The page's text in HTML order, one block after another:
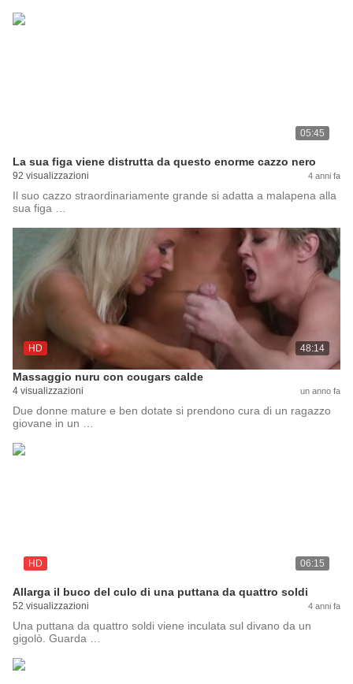
05:45
La sua figa viene distrutta da questo enorme cazzo nero
92 visualizzazioni 4 anni fa
Il suo cazzo straordinariamente grande si adatta a malapena alla
sua figa …
HD 48:14
Massaggio nuru con cougars calde
4 visualizzazioni un anno fa
Due donne mature e ben dotate si prendono cura di un ragazzo
giovane in un …
HD 06:15
Allarga il buco del culo di una puttana da quattro soldi
52 visualizzazioni 4 anni fa
Una puttana da quattro soldi viene inculata sul divano da un
gigolò. Guarda …